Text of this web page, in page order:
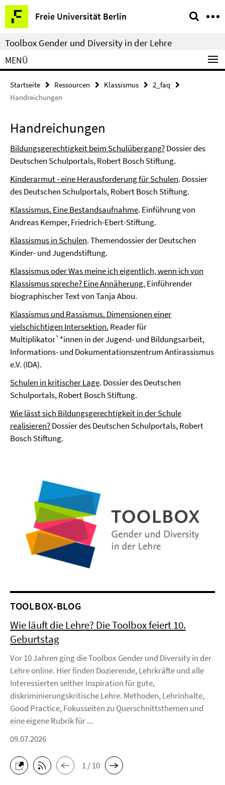
Springe
direkt
zu
Inhalt
Freie Universität Berlin
Service-
Navigation
Toolbox Gender und Diversity in der Lehre
MENÜ
Startseite Ressourcen Klassismus
2_faq
Handreichungen
Handreichungen
Bildungsgerechtigkeit beim Schulübergang?Dossier des
Deutschen Schulportals, Robert Bosch Stiftung.
Kinderarmut - eine Herausforderung für Schulen. Dossier
des Deutschen Schulportals, Robert Bosch Stiftung.
Klassismus. Eine Bestandsaufnahme. Einführung von
Andreas Kemper, Friedrich-Ebert-Stiftung.
Klassismus in Schulen. Themendossier der Deutschen
Kinder- und Jugendstiftung.
Klassismus oder Was meine ich eigentlich, wenn ich von
Klassismus spreche? Eine Annäherung. Einführender
biographischer Text von Tanja Abou.
Klassismus und Rassismus. Dimensionen einer
vielschichtigen Intersektion. Reader für
Multiplikator`*innen in der Jugend- und Bildungsarbeit,
Informations- und Dokumentationszentrum Antirassismus
e.V. (IDA).
Schulen in kritischer Lage. Dossier des Deutschen
Schulportals, Robert Bosch Stiftung.
Wie lässt sich Bildungsgerechtigkeit in der Schule
realisieren?Dossier des Deutschen Schulportals, Robert
Bosch Stiftung.
TOOLBOX-BLOG
Wie läuft die Lehre? Die Toolbox feiert 10.
Geburtstag
Vor 10 Jahren ging die Toolbox Gender und Diversity in der
Lehre online. Hier finden Dozierende, Lehrkräfte und alle
Interessierten seither Inspiration für gute,
diskriminierungskritische Lehre. Methoden, Lehrinhalte,
Good Practice, Fokusseiten zu Querschnittsthemen und
eine eigene Rubrik für ...
09.07.2026
1 / 10